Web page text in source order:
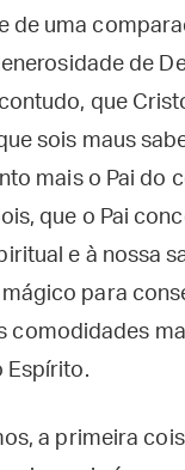
uma
de
que
sois maus
mais o Pai do
que o Pai
e à nossa
para
Espírito.
a primeira